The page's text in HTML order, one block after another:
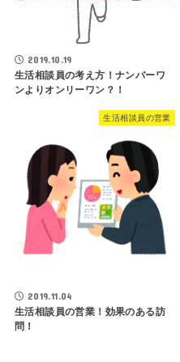
2019.10.19
生活相談員の考え方！ナンバーワ
ンよりオンリーワン？！
生活相談員の営業
2019.11.04
生活相談員の営業！効果のある訪
問！